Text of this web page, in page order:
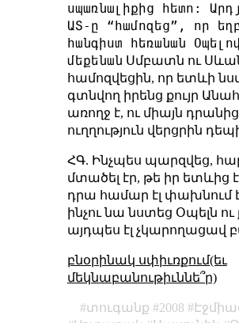
սպառնալիքից հետո:
ԱՏ-ը “համոզեց”, որ
հանգիստ հեռանան
մեքենան Սմբատն ու
համոզվեցին, որ ետևի
գտնվող իրենց քույր
առողջ է, ու միայն
ուղղություն վերցրին
ՀԳ. Ինչպես պարզվեց,
մտածել էր, թե իր ետևից
դրա համար էլ փախնում
ինչու նա նստեց Օպելն ու
այդպես էլ չկարողացավ
բնօրինակ սփիւռքում(եւ
մեկնաբանութիւննե՞ր)
տուգանք 2008